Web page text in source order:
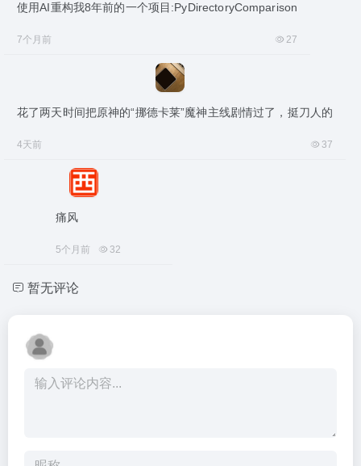
使用AI重构我8年前的一个项目:PyDirectoryComparison
7个月前 27
花了两天时间把原神的“挪德卡莱”魔神主线剧情过了，挺刀人的
4天前 37
痛风
5个月前 32
暂无评论